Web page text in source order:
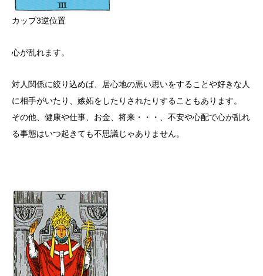
カップ3逆位置
心が乱れます。
対人関係に絞り込めば、居心地の悪い思いをすることや好きな人
に相手がいたり、嫉妬をしたりされたりすることもあります。
その他、健康や仕事、お金、将来・・・、不安や心配で心が乱れ
る事態はいつ起きても不思議じゃありません。